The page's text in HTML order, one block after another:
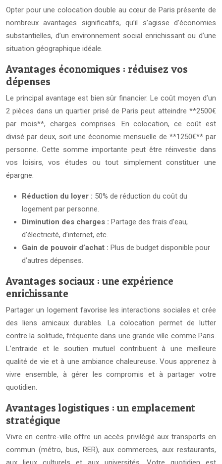
Opter pour une colocation double au cœur de Paris présente de
nombreux avantages significatifs, qu’il s’agisse d’économies
substantielles, d’un environnement social enrichissant ou d’une
situation géographique idéale.
Avantages économiques : réduisez vos
dépenses
Le principal avantage est bien sûr financier. Le coût moyen d’un
2 pièces dans un quartier prisé de Paris peut atteindre **2500€
par mois**, charges comprises. En colocation, ce coût est
divisé par deux, soit une économie mensuelle de **1250€** par
personne. Cette somme importante peut être réinvestie dans
vos loisirs, vos études ou tout simplement constituer une
épargne.
Réduction du loyer : 50% de réduction du coût du
logement par personne.
Diminution des charges : Partage des frais d’eau,
d’électricité, d’internet, etc.
Gain de pouvoir d’achat : Plus de budget disponible pour
d’autres dépenses.
Avantages sociaux : une expérience
enrichissante
Partager un logement favorise les interactions sociales et crée
des liens amicaux durables. La colocation permet de lutter
contre la solitude, fréquente dans une grande ville comme Paris.
L’entraide et le soutien mutuel contribuent à une meilleure
qualité de vie et à une ambiance chaleureuse. Vous apprenez à
vivre ensemble, à gérer les compromis et à partager votre
quotidien.
Avantages logistiques : un emplacement
stratégique
Vivre en centre-ville offre un accès privilégié aux transports en
commun (métro, bus, RER), aux commerces, aux restaurants,